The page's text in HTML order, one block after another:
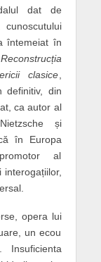
dat de
întemeiat în
Reconstrucția
clasice
definitiv, din
ca autor al
și
în Europa
al
opera lui
un ecou